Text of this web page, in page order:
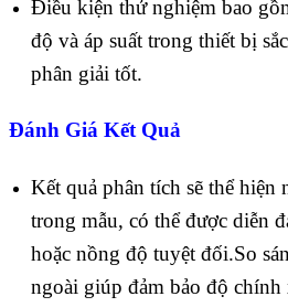
Điều kiện thử nghiệm bao
độ và áp suất trong thiết bị
phân giải tốt.
Đánh Giá Kết Quả
Kết quả phân tích sẽ thể hiện
trong mẫu, có thể được diễn
hoặc nồng độ tuyệt đối.So
ngoài giúp đảm bảo độ chính